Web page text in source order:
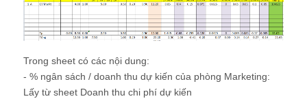
Trong sheet có các nội dung:
- % ngân sách / doanh thu dự kiến của phòng Marketing:
Lấy từ sheet Doanh thu chi phí dự kiến